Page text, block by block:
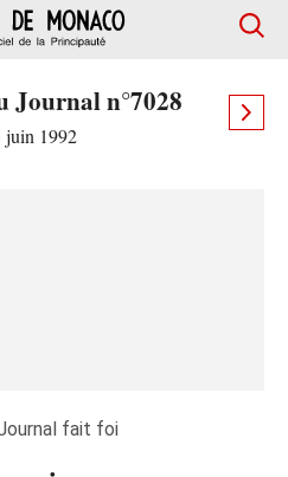
Journal n°7028
juin 1992
fait foi